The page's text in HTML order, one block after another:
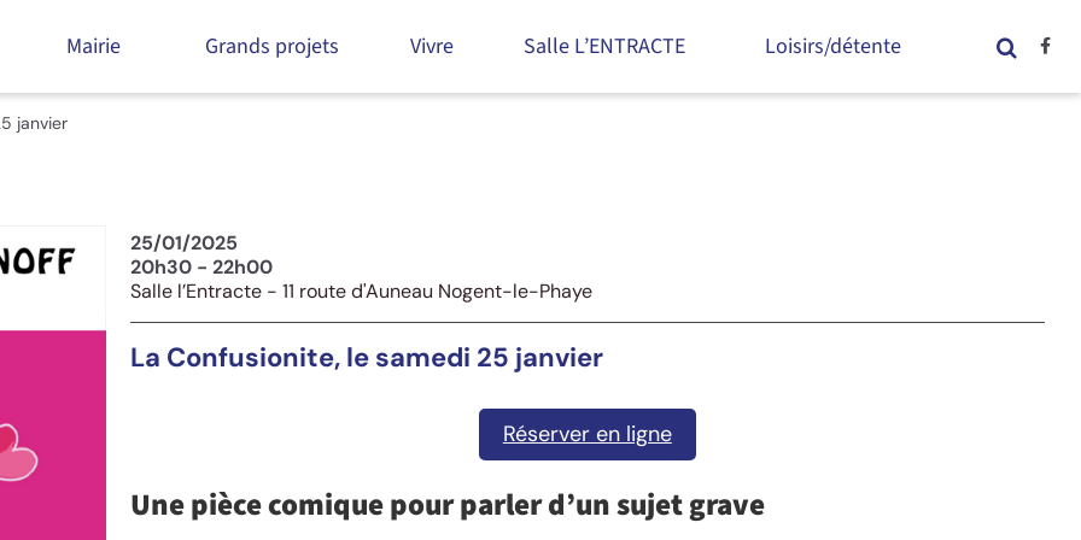
Mairie Grands projets Vivre Salle L’ENTRACTE Loisirs/détente
janvier
25/01/2025
20h30 - 22h00
Salle l’Entracte - 11 route d'Auneau Nogent-le-Phaye
La Confusionite, le samedi 25 janvier
Réserver en ligne
Une pièce comique pour parler d’un sujet grave